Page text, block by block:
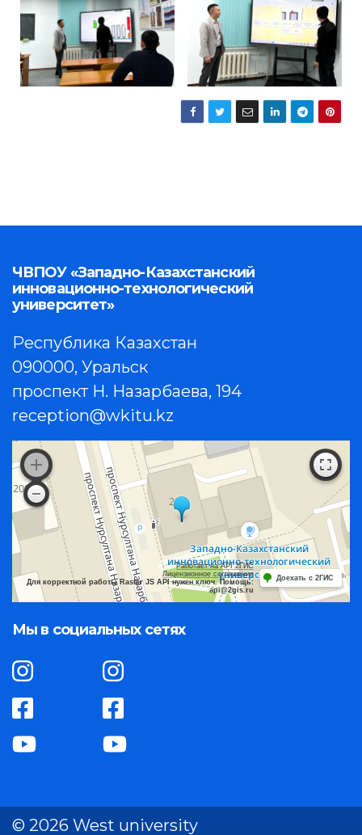
ЧВПОУ «Западно-Казахстанский
инновационно-технологический
университет»
Республика Казахстан
090000, Уральск
проспект Н. Назарбаева, 194
reception@wkitu.kz
Работает на API 2ГИС
Лицензионное соглашение
Для корректной работы Raster JS API нужен ключ. Помощь:
api@2gis.ru
Доехать с 2ГИС
Мы в социальных сетях
© 2026 West university